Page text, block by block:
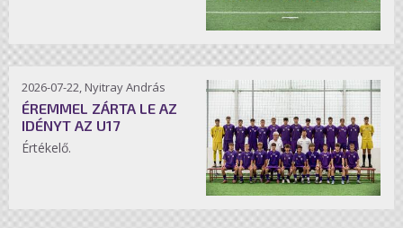
2026-07-22, Nyitray András
ÉREMMEL ZÁRTA LE AZ
IDÉNYT AZ U17
Értékelő.